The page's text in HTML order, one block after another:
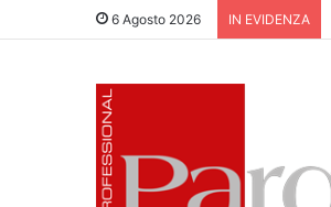
6 Agosto 2026 IN EVIDENZA